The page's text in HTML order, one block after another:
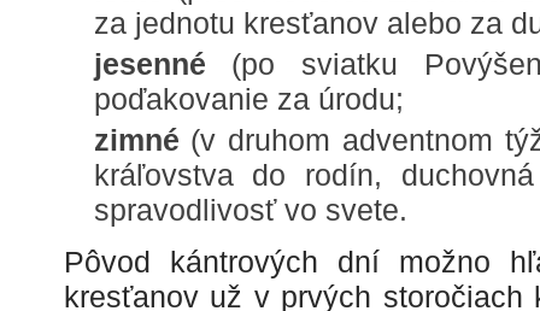
za jednotu kresťanov alebo za
jesenné (po sviatku
poďakovanie za úrodu;
zimné (v druhom adventnom
kráľovstva do rodín,
spravodlivosť vo svete.
Pôvod kántrových dní možno
kresťanov už v prvých